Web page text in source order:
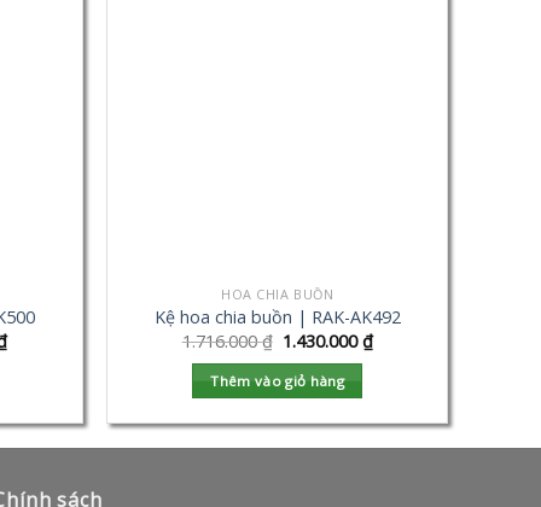
HOA CHIA BUỒN
Kệ hoa chia buồn | RAK-AK492
1.716.000₫ 1.430.000₫
Thêm vào giỏ hàng
sách